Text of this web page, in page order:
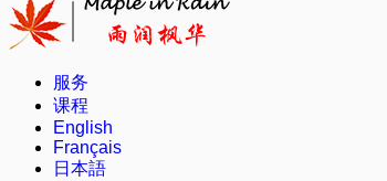
服务
课程
English
Français
日本語